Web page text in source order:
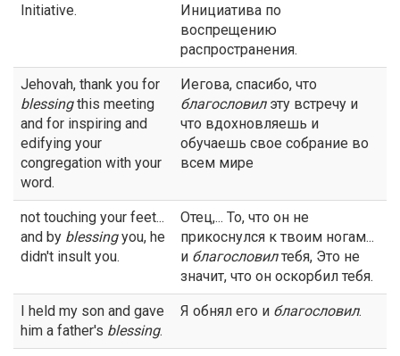
Initiative.
Инициатива по
воспрещению
распространения.
Jehovah, thank you for
blessingthis meeting
and for inspiring and
edifying your
congregation with your
word.
Иегова, спасибо, что
благословилэту встречу и
что вдохновляешь и
обучаешь свое собрание во
всем мире
not touching your feet...
and by blessingyou, he
didn't insult you.
Отец,... То, что он не
прикоснулся к твоим ногам...
и благословилтебя, Это не
значит, что он оскорбил тебя.
I held my son and gave
him a father's blessing.
Я обнял его и благословил.